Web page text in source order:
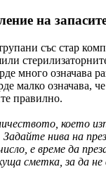
на
със стар
много означава
малко означава,
правилно.
което
Задайте нива на
е време да
сметка, за да не